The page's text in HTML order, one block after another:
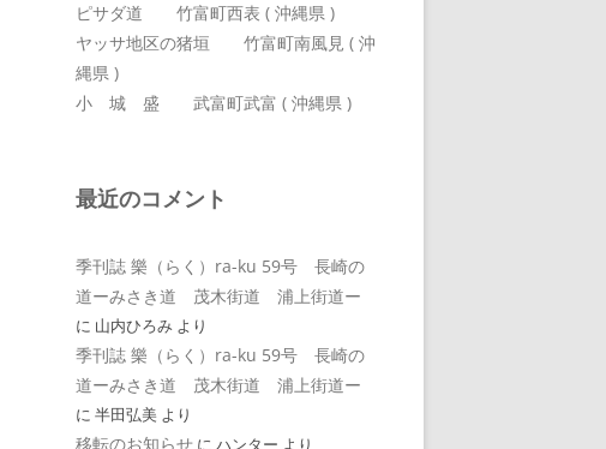
ピサダ道 竹富町西表 ( 沖縄県 )
ヤッサ地区の猪垣 竹富町南風見 ( 沖
縄県 )
小 城 盛 武富町武富 ( 沖縄県 )
最近のコメント
季刊誌 樂（らく）ra-ku 59号 長崎の
道ーみさき道 茂木街道 浦上街道ー
に 山内ひろみ より
季刊誌 樂（らく）ra-ku 59号 長崎の
道ーみさき道 茂木街道 浦上街道ー
に 半田弘美 より
移転のお知らせ に ハンター より